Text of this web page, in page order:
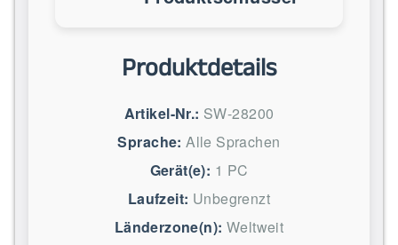
Produktdetails
Artikel-Nr.: SW-28200
Sprache: Alle Sprachen
Gerät(e): 1 PC
Laufzeit: Unbegrenzt
Länderzone(n): Weltweit